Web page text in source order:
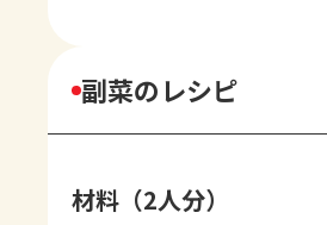
副菜のレシピ
材料（2人分）